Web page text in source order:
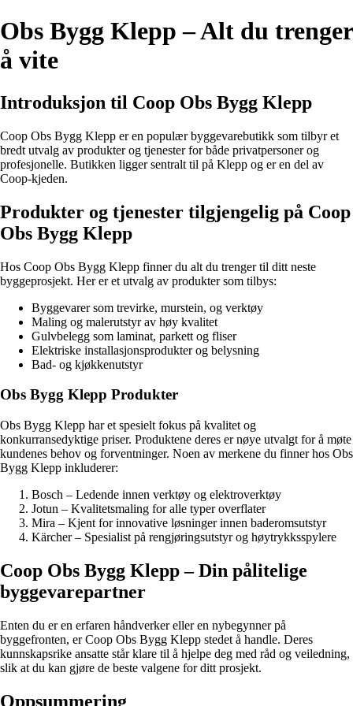
Obs Bygg Klepp – Alt du trenger
å vite
Introduksjon til Coop Obs Bygg Klepp
Coop Obs Bygg Klepp er en populær byggevarebutikk som tilbyr et
bredt utvalg av produkter og tjenester for både privatpersoner og
profesjonelle. Butikken ligger sentralt til på Klepp og er en del av
Coop-kjeden.
Produkter og tjenester tilgjengelig på Coop
Obs Bygg Klepp
Hos Coop Obs Bygg Klepp finner du alt du trenger til ditt neste
byggeprosjekt. Her er et utvalg av produkter som tilbys:
Byggevarer som trevirke, murstein, og verktøy
Maling og malerutstyr av høy kvalitet
Gulvbelegg som laminat, parkett og fliser
Elektriske installasjonsprodukter og belysning
Bad- og kjøkkenutstyr
Obs Bygg Klepp Produkter
Obs Bygg Klepp har et spesielt fokus på kvalitet og
konkurransedyktige priser. Produktene deres er nøye utvalgt for å møte
kundenes behov og forventninger. Noen av merkene du finner hos Obs
Bygg Klepp inkluderer:
Bosch – Ledende innen verktøy og elektroverktøy
Jotun – Kvalitetsmaling for alle typer overflater
Mira – Kjent for innovative løsninger innen baderomsutstyr
Kärcher – Spesialist på rengjøringsutstyr og høytrykksspylere
Coop Obs Bygg Klepp – Din pålitelige
byggevarepartner
Enten du er en erfaren håndverker eller en nybegynner på
byggefronten, er Coop Obs Bygg Klepp stedet å handle. Deres
kunnskapsrike ansatte står klare til å hjelpe deg med råd og veiledning,
slik at du kan gjøre de beste valgene for ditt prosjekt.
Oppsummering